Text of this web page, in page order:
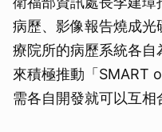
病歷、影像報告燒成
療院所的病歷系統各
來積極推動「SMART
需各自開發就可以互相